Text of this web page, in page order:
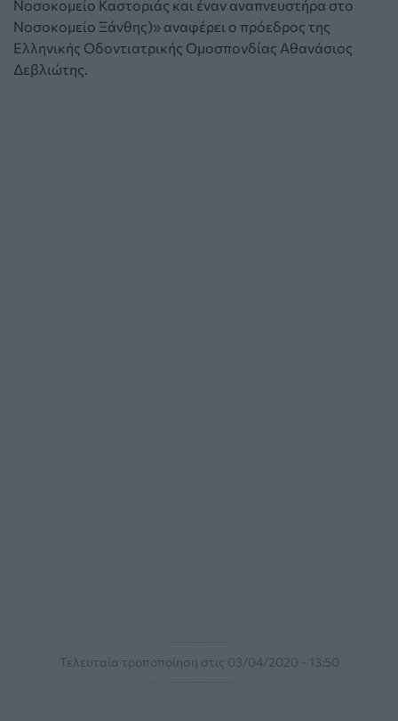
Νοσοκομείο Καστοριάς και έναν αναπνευστήρα στο
Νοσοκομείο Ξάνθης)» αναφέρει ο πρόεδρος της
Ελληνικής Οδοντιατρικής Ομοσπονδίας Αθανάσιος
Δεβλιώτης.
Τελευταία τροποποίηση στις 03/04/2020 - 13:50